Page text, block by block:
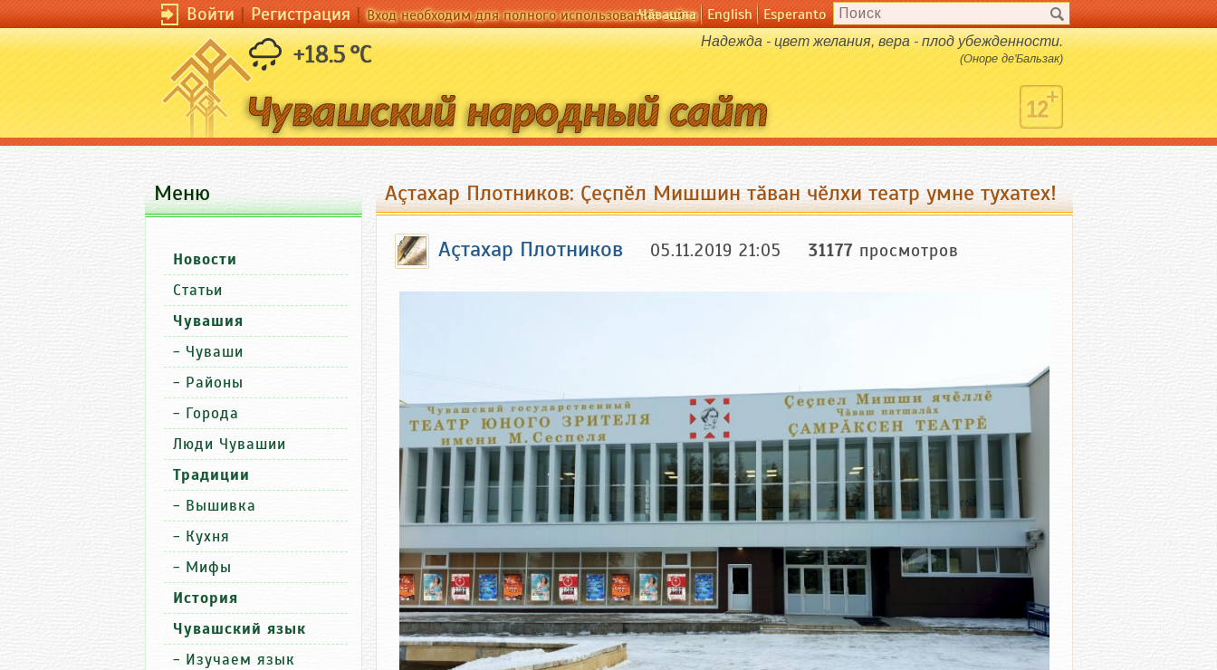
Войти|Регистрация|Вход необходим для полного использования сайта
Чӑвашла English Esperanto
+18.5 °C Надежда - цвет желания, вера - плод убежденности.
(Оноре де'Бальзак)
Аçтахар Плотников: Ҫеҫпӗл Мишшин тӑван чӗлхи театр умне тухатех!
Аçтахар Плотников 05.11.2019 21:05 31177 просмотров
Меню
Новости
Статьи
Чувашия
- Чуваши
- Районы
- Города
Люди Чувашии
Традиции
- Вышивка
- Кухня
- Мифы
История
Чувашский язык
- Изучаем язык